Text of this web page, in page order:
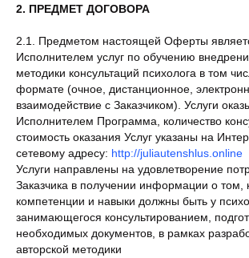
2. ПРЕДМЕТ ДОГОВОРА
2.1. Предметом настоящей Оферты
Исполнителем услуг по обучению
методики консультаций психолога в том
формате (очное, дистанционное,
взаимодействие с Заказчиком). Услуги
Исполнителем Программа, количество
стоимость оказания Услуг указаны на
сетевому адресу: http://juliautenshlus.online
Услуги направлены на удовлетворение
Заказчика в получении информации о том,
компетенции и навыки должны быть у
занимающегося консультированием,
необходимых документов, в рамках
авторской методики